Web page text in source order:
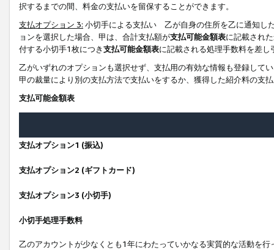
択するまでの間、料金の支払いを留保することができます。
支払オプション 3: 小切手による支払い 乙が自身の住所を乙に通知し
ョンを選択した場合、甲は、合計支払額が支払可能金額表に記載され
付する小切手1枚につき支払可能金額表に記載される処理手数料を差し
乙がいずれのオプションも選択せず、支払用の有効な情報も登録して
甲の裁量により別の支払方法で支払いをするか、獲得した紹介料の支
支払可能金額表
支払オプション1 (振込)
支払オプション2 (ギフトカード)
支払オプション3 (小切手)
小切手処理手数料
乙のアカウントが少なくとも1年にわたっていかなる実質的な活動を